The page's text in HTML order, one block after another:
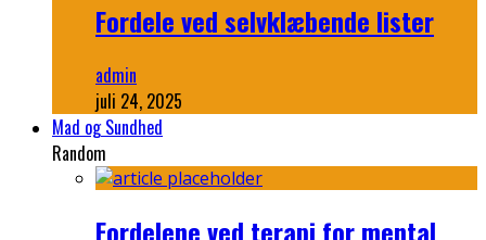
Fordele ved selvklæbende lister
admin
juli 24, 2025
Mad og Sundhed
Random
Fordelene ved terapi for mental